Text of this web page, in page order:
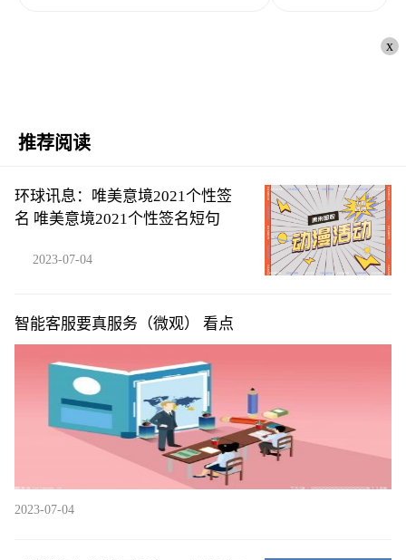
x
推荐阅读
环球讯息：唯美意境2021个性签
名 唯美意境2021个性签名短句
2023-07-04
智能客服要真服务（微观） 看点
2023-07-04